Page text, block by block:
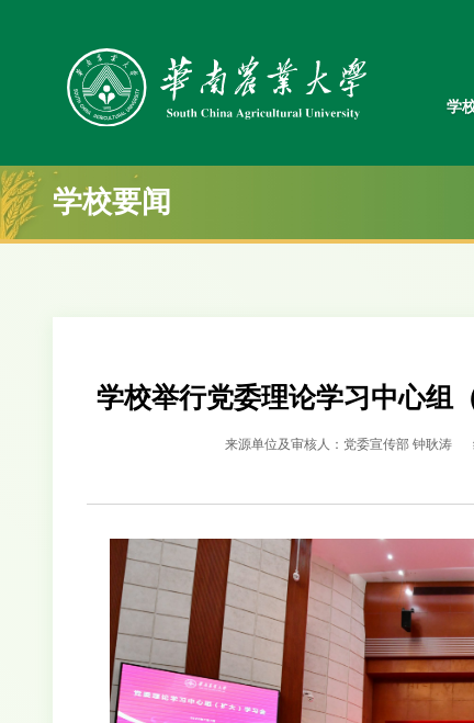
学
学校要闻
学校举行党委理论学习中心组
来源单位及审核人：党委宣传部 钟耿涛